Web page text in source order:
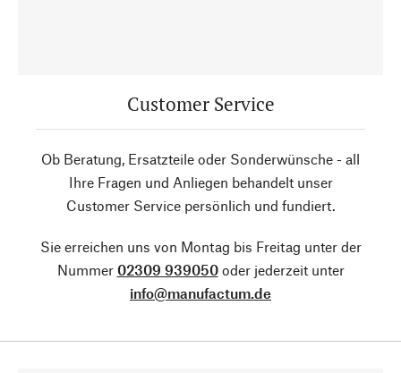
Customer Service
Ob Beratung, Ersatzteile oder Sonderwünsche - all
Ihre Fragen und Anliegen behandelt unser
Customer Service persönlich und fundiert.
Sie erreichen uns von Montag bis Freitag unter der
Nummer 02309 939050oder jederzeit unter
info@manufactum.de